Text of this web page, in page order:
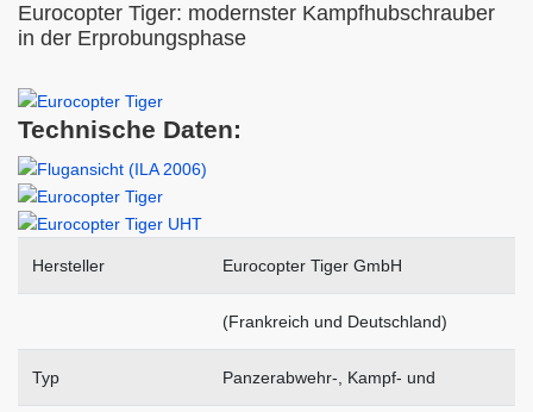
Eurocopter Tiger: modernster Kampfhubschrauber
in der Erprobungsphase
Technische Daten:
Hersteller Eurocopter Tiger GmbH
(Frankreich und Deutschland)
Typ Panzerabwehr-, Kampf- und